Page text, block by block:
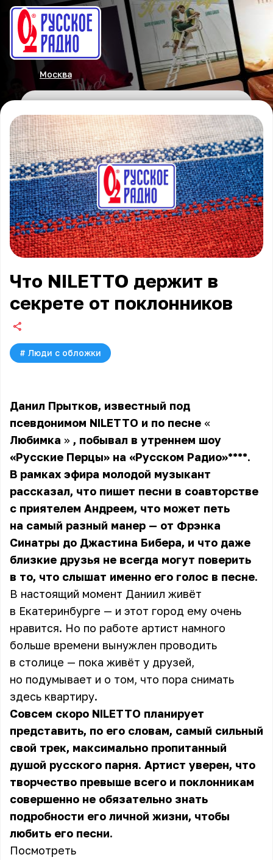
Москва
Что NILETTO держит в
секрете от поклонников
# Люди с обложки
Данил Прытков, известный под
псевдонимом NILETTO и по песне «
Любимка » , побывал в утреннем шоу
«Русские Перцы» на «Русском Радио»****.
В рамках эфира молодой музыкант
рассказал, что пишет песни в соавторстве
с приятелем Андреем, что может петь
на самый разный манер — от Фрэнка
Синатры до Джастина Бибера, и что даже
близкие друзья не всегда могут поверить
в то, что слышат именно его голос в песне.
В настоящий момент Даниил живёт
в Екатеринбурге — и этот город ему очень
нравится. Но по работе артист намного
больше времени вынужлен проводить
в столице — пока живёт у друзей,
но подумывает и о том, что пора снимать
здесь квартиру.
Совсем скоро NILETTO планирует
представить, по его словам, самый сильный
свой трек, максимально пропитанный
душой русского парня. Артист уверен, что
творчество превыше всего и поклонникам
совершенно не обязательно знать
подробности его личной жизни, чтобы
любить его песни.
Посмотреть